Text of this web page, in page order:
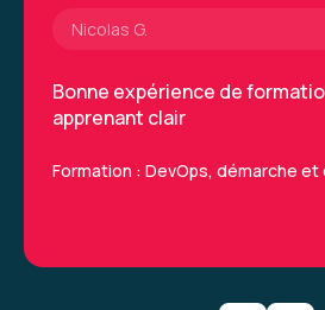
conteneurs
Nicolas G.
Bonne expérience de
apprenant clair
Formation : DevOps, démarche et